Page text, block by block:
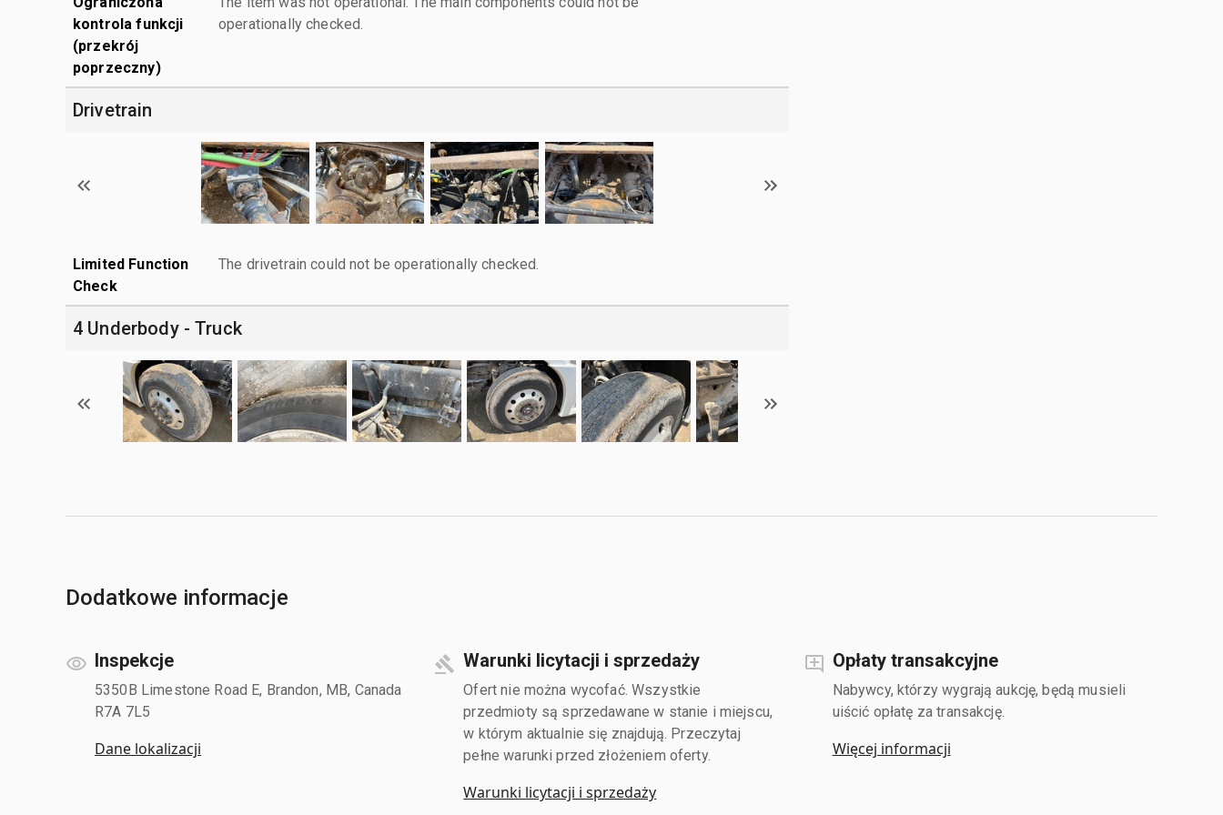
kontrola funkcji
(przekrój
poprzeczny)
operationally checked.
Drivetrain
Limited Function
Check
The drivetrain could not be operationally checked.
4 Underbody - Truck
Dodatkowe informacje
Inspekcje
5350B Limestone Road E, Brandon, MB, Canada
R7A 7L5
Dane lokalizacji
Warunki licytacji i sprzedaży
Ofert nie można wycofać. Wszystkie
przedmioty są sprzedawane w stanie i miejscu,
w którym aktualnie się znajdują. Przeczytaj
pełne warunki przed złożeniem oferty.
Warunki licytacji i sprzedaży
Opłaty transakcyjne
Nabywcy, którzy wygrają aukcję, będą musieli
uiścić opłatę za transakcję.
Więcej informacji